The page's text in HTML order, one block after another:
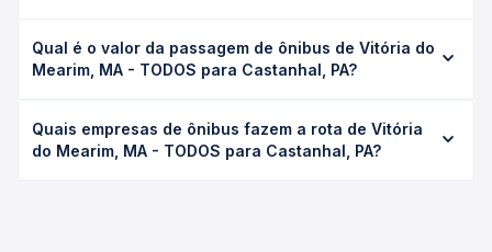
para Castanhal, PA leva em média 7h, podendo variar
conforme a viação, o tipo de serviço (convencional,
duração exata de cada opção na data desejada.
Qual é o valor da passagem de ônibus de Vitória do
Mearim, MA - TODOS para Castanhal, PA?
- TODOS para Castanhal, PA custa em média R$ 170,23 e
varia conforme a data da viagem, a empresa, o tipo de
Quais empresas de ônibus fazem a rota de Vitória
do Mearim, MA - TODOS para Castanhal, PA?